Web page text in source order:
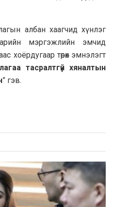
албан хаагчид хүнлэг
мэргэжлийн эмчид
хоёрдугаар төрөх эмнэлэгт
тасралтгүй хяналтын
” гэв.